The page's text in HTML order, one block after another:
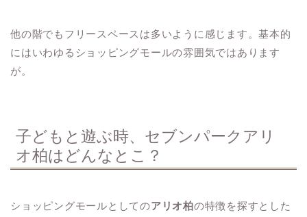
他の階でもフリースペースは多いように感じます。基本的
にはいわゆるショッピングモールの雰囲気ではあります
が。
子どもと遊ぶ時、セブンパークアリ
オ柏はどんなとこ？
ショッピングモールとしてのアリオ柏の特徴を探すとした